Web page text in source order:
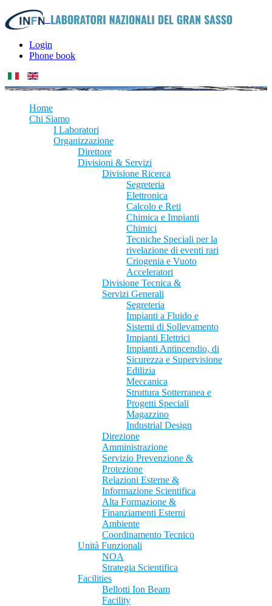
Login
Phone book
Home
Chi Siamo
I Laboratori
Organizzazione
Direttore
Divisioni & Servizi
Divisione Ricerca
Segreteria
Elettronica
Calcolo e Reti
Chimica e Impianti
Chimici
Tecniche Speciali per la
rivelazione di eventi rari
Criogenia e Vuoto
Acceleratori
Divisione Tecnica &
Servizi Generali
Segreteria
Impianti a Fluido e
Sistemi di Sollevamento
Impianti Elettrici
Impianti Antincendio, di
Sicurezza e Supervisione
Edilizia
Meccanica
Struttura Sotterranea e
Progetti Speciali
Magazzino
Industrial Design
Direzione
Amministrazione
Servizio Prevenzione &
Protezione
Relazioni Esterne &
Informazione Scientifica
Alta Formazione &
Finanziamenti Esterni
Ambiente
Coordinamento Tecnico
Unità Funzionali
NOA
Strategia Scientifica
Facilities
Bellotti Ion Beam
Facility